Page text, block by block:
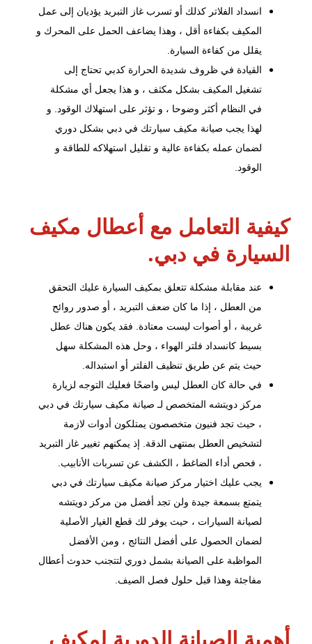
انسداد الفلاتر كذلك أو تسرب غاز التبريد يؤديان إلى عمل
المكيف بكفاءة أقل ، وهذا يضاعف الحمل على المحرك و
يقلل من كفاءة السيارة.
القيادة في ظروف شديدة الحرارة كدبي تحتاج إلى
تشغيل المكيف بشكل مكثف ، و هذا يجعل أي مشكلة
في النظام أكثر وضوحا ، و تؤثر على استهلاك الوقود. و
لهذا يجب صيانة مكيف سيارتك في دبي بشكل دوري
لضمان عمله بكفاءة عالية و تقليل استهلاكه للطاقة و
الوقود.
كيفية التعامل مع أعطال مكيف
السيارة في دبي.
عند مقابلة مشكلة تتعلق بمكيف السيارة عليك التحقق
من العطل ، إذا ما كان ضعف التبريد ، أو صدور روائح
غريبة ، أو أصوات ليست معتادة. فقد يكون هناك عطل
بسيط كانسداد فلتر الهواء ، وحل هذه المشكلة سهل
حيث يتم عن طريق تنظيف الفلتر أو استبداله.
في حالة كان العطل ليس واضحًا فعليك التوجه لزيارة
مركز دويتشه المتخصص لـ صيانة مكيف سيارتك في دبي
، حيث تجد فنيون متخصصون يمتلكون أدوات لازمة
لتشخيص العطل بمنتهى الدقة. إذ يمكنهم تغيير غاز التبريد
، فحص أداء الضاغط ، الكشف عن تسربات الأنابيب.
يجب عليك اختيار مركز صيانة مكيف سيارتك في دبي
يتمتع بسمعة جيدة ولن تجد أفضل من مركز دويتشه
لصيانة السيارات ، حيث يوفر لك قطع الغيار الأصلية
لضمان الحصول على أفضل النتائج ، ومن الأفضل
المواظبة على الصيانة بشمل دوري لتتجنب حدوث أعطال
مفاجئة وهذا قبل حلول فصل الصيف.
أهمية الصيانة الدورية لمكيف